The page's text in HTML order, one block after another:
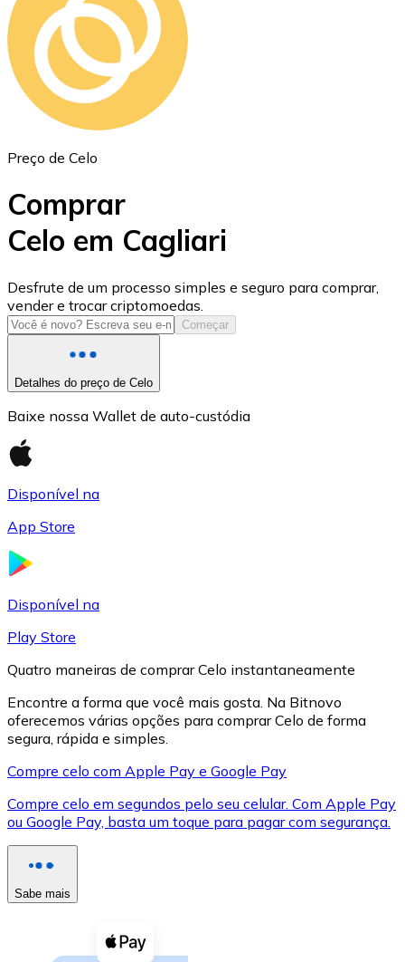
Ethereum
ETH
USD Coin
USDC
XRP
XRP
Cupons cripto
Preço de Celo
Comprar
Celo em Cagliari
Desfrute de um processo simples e seguro para comprar,
vender e trocar criptomoedas.
Começar
Detalhes do preço de Celo
Baixe nossa Wallet de auto-custódia
Disponível na
App Store
Disponível na
Play Store
Quatro maneiras de comprar Celo instantaneamente
Encontre a forma que você mais gosta. Na Bitnovo
oferecemos várias opções para comprar Celo de forma
segura, rápida e simples.
Compre celo com Apple Pay e Google Pay
Compre celo em segundos pelo seu celular. Com Apple Pay
ou Google Pay, basta um toque para pagar com segurança.
Sabe mais